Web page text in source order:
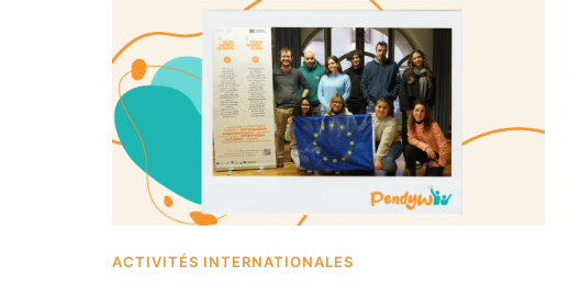
ACTIVITÉS INTERNATIONALES